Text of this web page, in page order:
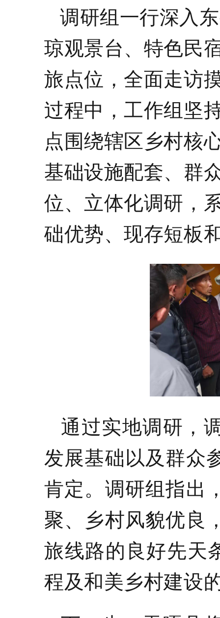
调研组一行深入
琼观景台、特色民
旅点位，全面走访
过程中，工作组坚
点围绕辖区乡村核
基础设施配套、群
位、立体化调研，
础优势、现存短板
通过实地调研，
发展基础以及群众
肯定。调研组指出
聚、乡村风貌优良
旅线路的良好先天
程及和美乡村建设